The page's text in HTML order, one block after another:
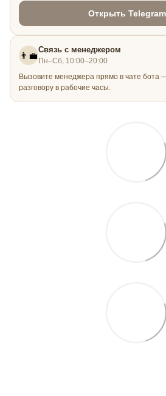
Открыть
👨‍💼
Связь с менеджером
Пн–Сб, 10:00–20:00
Вызовите менеджера прямо в чате бота
разговору в рабочие часы.